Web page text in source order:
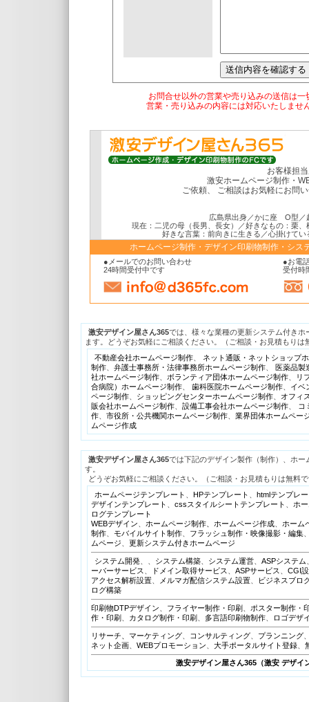
お問合せ以外の営業や売り込みの送信は
営業・売り込みの内容には対応いたしませ
お客様担
激安ホームページ制作・
ご依頼、 ご相談はお気軽にお問
広島県出身／かに座 O型／
現在：二児の母（長男、長女）／好きなもの：栗、
好きな言葉：前向きに生きる／心掛けてい
ホームページ制作・デザイン印刷物制作・シス
●メールでのお問い合わせ
24時間受付中です
●お電話
受付時
激安デザイン屋さん365では、様々な業種の更新システム付き
ます。どうぞお気軽にご相談ください。（ご相談・お見積もりは
不動産会社ホームページ制作
ネット通販・ネットショップ
制作
弁護士事務所・法律事務所ホームページ制作
医薬品製
社ホームページ制作
ボランティア団体ホームページ制作
リ
合病院）ホームページ制作
歯科医院ホームページ制作
イベ
ページ制作
ショッピングセンターホームページ制作
オフィ
販会社ホームページ制作
設備工事会社ホームページ制作
コ
作
市役所・公共機関ホームページ制作
業界団体ホームペー
ムページ作成
激安デザイン屋さん365では下記のデザイン製作（制作）、ホ
す。
どうぞお気軽にご相談ください。（ご相談・お見積もりは無
ホームページテンプレート
HPテンプレート
htmlテンプレ
デザインテンプレート
cssスタイルシートテンプレート
ホ
ログテンプレート
WEBデザイン
ホームページ制作、ホームページ作成
ホーム
制作
モバイルサイト制作 フラッシュ制作・映像撮影・編集
ムページ
更新システム付きホームページ
システム開発 システム構築 システム運営 ASPシステム
ーバーサービス
ドメイン取得サービス ASPサービス
CGI
アクセス解析設置
メルマガ配信システム設置
ビジネスブロ
ログ構築
印刷物DTPデザイン フライヤー制作・印刷
ポスター制作・
作・印刷
カタログ制作・印刷 多言語印刷物制作 ロゴデザ
リサーチ、マーケティング コンサルティング プランニング
ネット企画
WEBプロモーション 大手ポータルサイト登録
激安デザイン屋さん365（激安 デザイ